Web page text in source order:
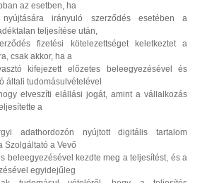
az esetben, ha
irányuló szerződés esetében a
teljesítése után,
fizetési kötelezettséget keletkeztet a
csak akkor, ha a
kifejezett előzetes beleegyezésével és
általi tudomásulvételével
elveszíti elállási jogát, amint a vállalkozás
a
adathordozón nyújtott digitális tartalom
Szolgáltató a Vevő
beleegyezésével kezdte meg a teljesítést, és a
egyidejűleg